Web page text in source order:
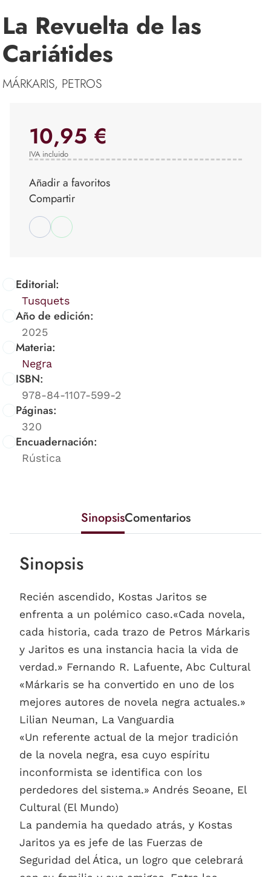
La Revuelta de las
Cariátides
MÁRKARIS, PETROS
Editorial:
Tusquets
Año de edición:
2025
Materia:
Negra
ISBN:
978-84-1107-599-2
Páginas:
320
Encuadernación:
Rústica
10,95 €
IVA incluido
Añadir a favoritos
Compartir
SinopsisComentarios
Sinopsis
Recién ascendido, Kostas Jaritos se
enfrenta a un polémico caso.«Cada novela,
cada historia, cada trazo de Petros Márkaris
y Jaritos es una instancia hacia la vida de
verdad.» Fernando R. Lafuente, Abc Cultural
«Márkaris se ha convertido en uno de los
mejores autores de novela negra actuales.»
Lilian Neuman, La Vanguardia
«Un referente actual de la mejor tradición
de la novela negra, esa cuyo espíritu
inconformista se identifica con los
perdedores del sistema.» Andrés Seoane, El
Cultural (El Mundo)
La pandemia ha quedado atrás, y Kostas
Jaritos ya es jefe de las Fuerzas de
Seguridad del Ática, un logro que celebrará